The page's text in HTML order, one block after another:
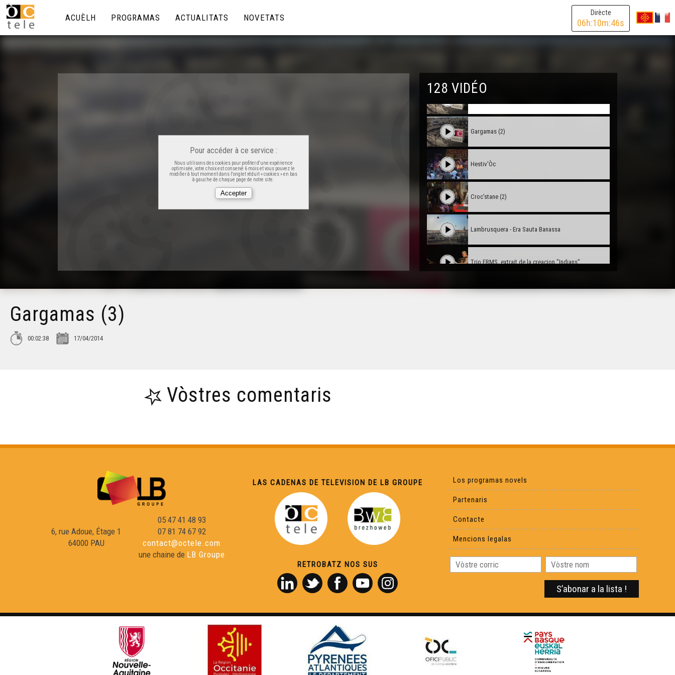
Dirècte
06h:10m:46s
ACUÈLH PROGRAMAS ACTUALITATS NOVETATS
Pour accéder à ce service :
Nous utilisons des cookies pour profiter d'une expérience
optimisée, votre choix est conservé 6 mois et vous pouvez le
modifier à tout moment dans l'onglet réduit « cookies » en bas
à gauche de chaque page de notre site.
128 VIDÉO
Duo Peuch-Deltheil 03 : Boreia daus goïats
Gargamas (2)
Hestiv'Òc
Croc'stane (2)
Lambrusquera - Era Sauta Banassa
Trio ERMS, extrait de la creacion "Indians"
Eric Fraj : Marinièr
Lambrusquera : A la claror deu reve
Gargamas (1)
Gargamas (3)
00:02:38 17/04/2014
Vòstres comentaris
6, rue Adoue, Étage 1
64000 PAU
05 47 41 48 93
07 81 74 67 92
contact@octele.com
une chaine de LB Groupe
LAS CADENAS DE TELEVISION DE LB GROUPE
RETROBATZ NOS SUS
Los programas novels
Partenaris
Contacte
Mencions legalas